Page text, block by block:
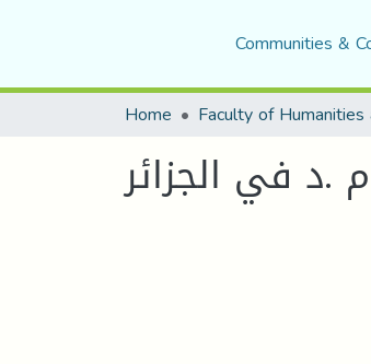
Communities &
Home
.د في الجزائر